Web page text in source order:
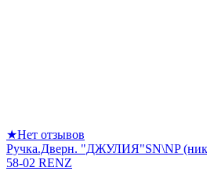
★Нет отзывов
Ручка.Дверн. "ДЖУЛИЯ"SN\NP (ник
58-02 RENZ